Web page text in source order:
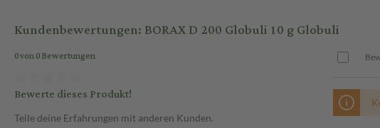
Kundenbewertungen: BORAX D 200 Globuli 10 g Globuli
0 von 0 Bewertungen
Bewerte dieses Produkt!
Teile deine Erfahrungen mit anderen Kunden.